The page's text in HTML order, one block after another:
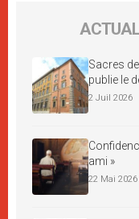
Sacres
publie le
2 Juil 2026
ami »
22 Mai 2026